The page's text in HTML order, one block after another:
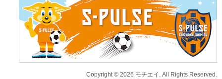
Copyright © 2026 モチエイ. All Rights Reserved.